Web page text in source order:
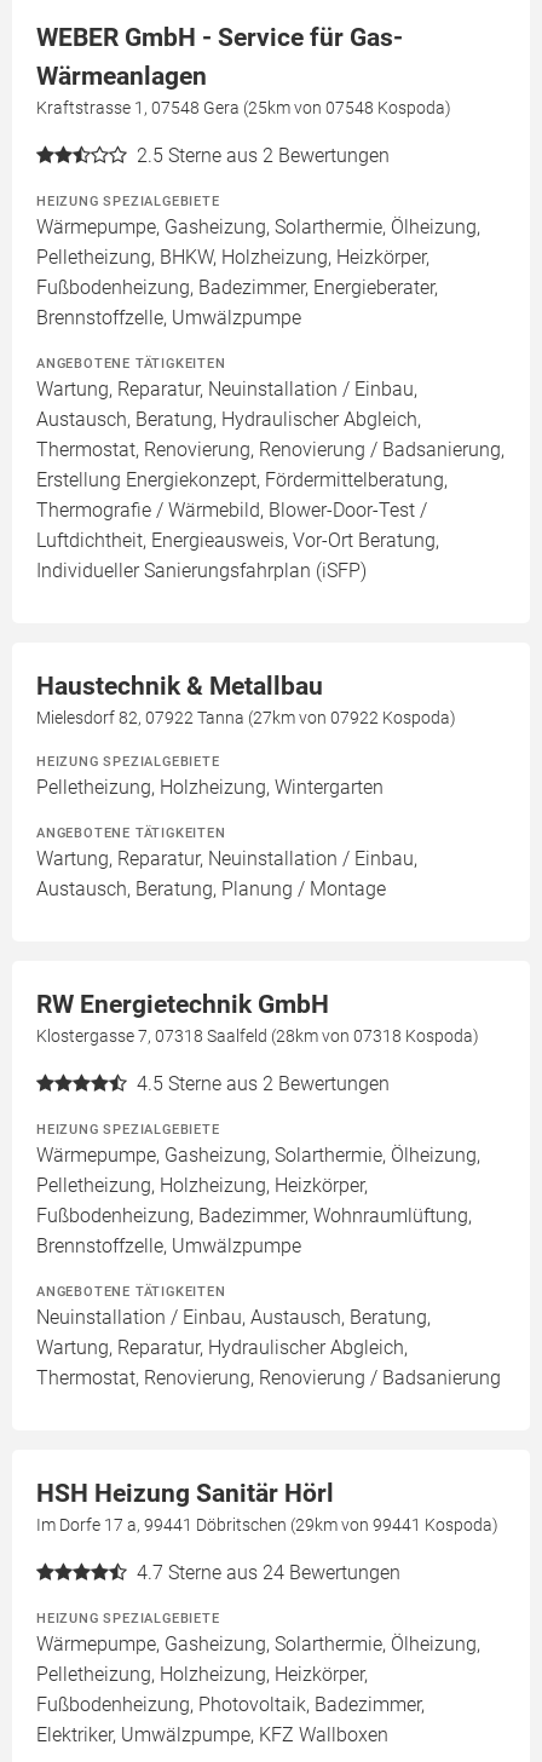
WEBER GmbH - Service für Gas-
Wärmeanlagen
Kraftstrasse 1, 07548 Gera (25km von 07548 Kospoda)
2.5 Sterne aus 2 Bewertungen
HEIZUNG SPEZIALGEBIETE
Wärmepumpe, Gasheizung, Solarthermie, Ölheizung,
Pelletheizung, BHKW, Holzheizung, Heizkörper,
Fußbodenheizung, Badezimmer, Energieberater,
Brennstoffzelle, Umwälzpumpe
ANGEBOTENE TÄTIGKEITEN
Wartung, Reparatur, Neuinstallation / Einbau,
Austausch, Beratung, Hydraulischer Abgleich,
Thermostat, Renovierung, Renovierung / Badsanierung,
Erstellung Energiekonzept, Fördermittelberatung,
Thermografie / Wärmebild, Blower-Door-Test /
Luftdichtheit, Energieausweis, Vor-Ort Beratung,
Individueller Sanierungsfahrplan (iSFP)
Haustechnik & Metallbau
Mielesdorf 82, 07922 Tanna (27km von 07922 Kospoda)
HEIZUNG SPEZIALGEBIETE
Pelletheizung, Holzheizung, Wintergarten
ANGEBOTENE TÄTIGKEITEN
Wartung, Reparatur, Neuinstallation / Einbau,
Austausch, Beratung, Planung / Montage
RW Energietechnik GmbH
Klostergasse 7, 07318 Saalfeld (28km von 07318 Kospoda)
4.5 Sterne aus 2 Bewertungen
HEIZUNG SPEZIALGEBIETE
Wärmepumpe, Gasheizung, Solarthermie, Ölheizung,
Pelletheizung, Holzheizung, Heizkörper,
Fußbodenheizung, Badezimmer, Wohnraumlüftung,
Brennstoffzelle, Umwälzpumpe
ANGEBOTENE TÄTIGKEITEN
Neuinstallation / Einbau, Austausch, Beratung,
Wartung, Reparatur, Hydraulischer Abgleich,
Thermostat, Renovierung, Renovierung / Badsanierung
HSH Heizung Sanitär Hörl
Im Dorfe 17 a, 99441 Döbritschen (29km von 99441 Kospoda)
4.7 Sterne aus 24 Bewertungen
HEIZUNG SPEZIALGEBIETE
Wärmepumpe, Gasheizung, Solarthermie, Ölheizung,
Pelletheizung, Holzheizung, Heizkörper,
Fußbodenheizung, Photovoltaik, Badezimmer,
Elektriker, Umwälzpumpe, KFZ Wallboxen